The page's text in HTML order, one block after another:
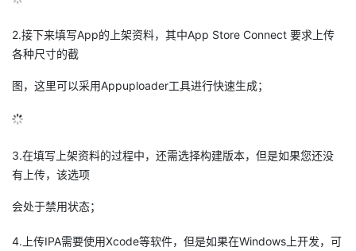
2.接下来填写App的上架资料，其中App Store Connect 要求上传
各种尺寸的截
图，这里可以采用Appuploader工具进行快速生成；
3.在填写上架资料的过程中，还需选择构建版本，但是如果您还没
有上传，该选项
会处于禁用状态；
4.上传IPA需要使用Xcode等软件，但是如果在Windows上开发，可